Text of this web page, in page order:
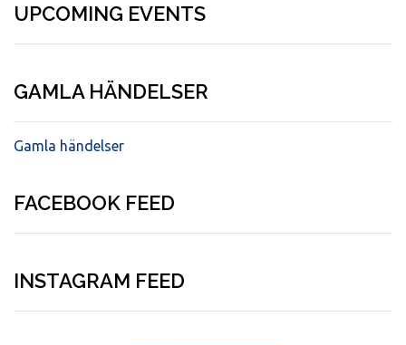
UPCOMING EVENTS
GAMLA HÄNDELSER
Gamla händelser
FACEBOOK FEED
INSTAGRAM FEED